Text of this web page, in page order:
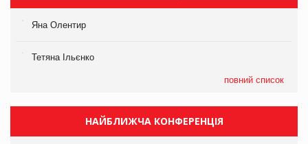
Яна Олентир
Тетяна Ільєнко
повний список
НАЙБЛИЖЧА КОНФЕРЕНЦІЯ